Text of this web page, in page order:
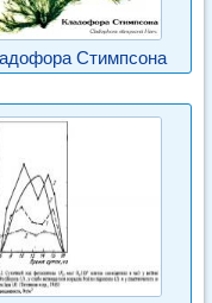
Стимпсона